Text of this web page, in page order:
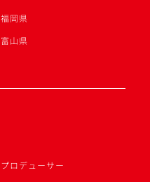
福岡県
富山県
プロデューサー